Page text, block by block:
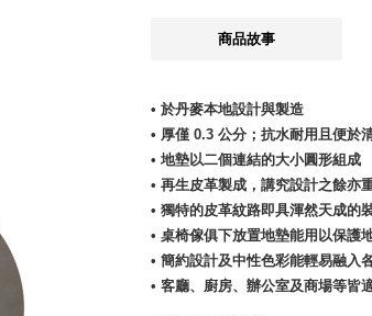
商品故事
• 於丹麥本地設計與製造
• 厚僅 0.3 公分；抗水耐用且便於
• 地墊以二個連結的大小圓形組成
• 再生皮革製成，講究設計之餘亦
• 獨特的皮革紋路即具渾然天成的
• 桌椅傢俱下放置地墊能用以保護
• 簡約設計及中性色彩能輕易融入
• 客廳、廚房、辦公室及商場等皆